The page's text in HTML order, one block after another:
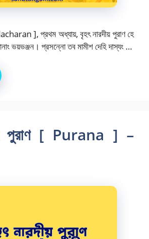
], প্রথম অধ্যায়, বৃহৎ নারদীয় পুরাণ হে
ভয়ভঞ্জন। প্রসন্নো তব মামীশ দেহি দাস্যং …
পুরাণ [ Purana ] –